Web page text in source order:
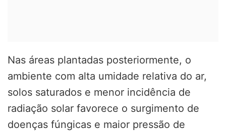
Nas áreas plantadas posteriormente, o
ambiente com alta umidade relativa do ar,
solos saturados e menor incidência de
radiação solar favorece o surgimento de
doenças fúngicas e maior pressão de